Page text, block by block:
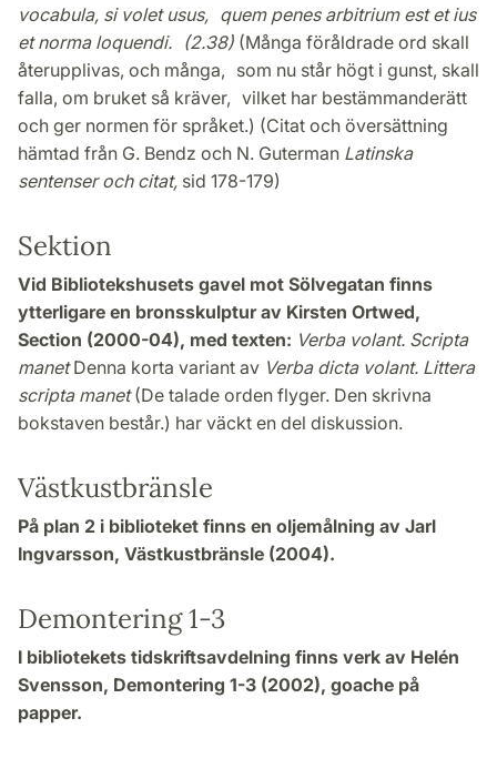
vocabula, si volet usus, quem penes arbitrium est et ius
et norma loquendi. (2.38) (Många föråldrade ord skall
återupplivas, och många, som nu står högt i gunst, skall
falla, om bruket så kräver, vilket har bestämmanderätt
och ger normen för språket.) (Citat och översättning
hämtad från G. Bendz och N. Guterman Latinska
sentenser och citat, sid 178-179)
Sektion
Vid Bibliotekshusets gavel mot Sölvegatan finns
ytterligare en bronsskulptur av Kirsten Ortwed,
Section (2000-04), med texten: Verba volant. Scripta
manetDenna korta variant av Verba dicta volant. Littera
scripta manet(De talade orden flyger. Den skrivna
bokstaven består.) har väckt en del diskussion.
Västkustbränsle
På plan 2 i biblioteket finns en oljemålning av Jarl
Ingvarsson, Västkustbränsle (2004).
Demontering 1-3
I bibliotekets tidskriftsavdelning finns verk av Helén
Svensson, Demontering 1-3 (2002), goache på
papper.